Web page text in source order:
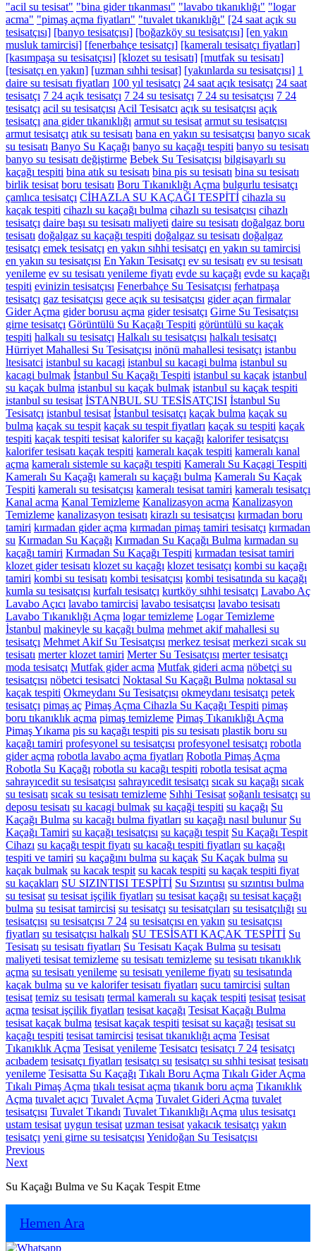
"acil su tesisat" "bina gider tıkanması" "lavabo tıkanıklığı" "logar
acma" "pimaş açma fiyatları" "tuvalet tıkanıklığı" [24 saat açık su
tesisatçısı] [banyo tesisatçısı] [boğazköy su tesisatçısı] [en yakın
musluk tamircisi] [fenerbahçe tesisatçı] [kameralı tesisatçı fiyatları]
[kasımpaşa su tesisatçısı] [klozet su tesisatı] [mutfak su tesisatı]
[tesisatçı en yakın] [uzman sıhhi tesisat] [yakınlarda su tesisatçısı] 1
daire su tesisatı fiyatları 100 yıl tesisatçı 24 saat açık tesisatçı 24 saat
tesisatçı 7 24 açık tesisatçı 7 24 su tesisatçı 7 24 su tesisatçısı 7 24
tesisatçı acil su tesisatçısı Acil Tesisatcı açık su tesisatçısı açık
tesisatçı ana gider tıkanıklığı armut su tesisat armut su tesisatçısı
armut tesisatçı atık su tesisatı bana en yakın su tesisatçısı banyo sıcak
su tesisatı Banyo Su Kaçağı banyo su kaçağı tespiti banyo su tesisatı
banyo su tesisatı değiştirme Bebek Su Tesisatçısı bilgisayarlı su
kaçağı tespiti bina atık su tesisatı bina pis su tesisatı bina su tesisatı
birlik tesisat boru tesisatı Boru Tıkanıklığı Açma bulgurlu tesisatçı
çamlıca tesisatçı CİHAZLA SU KAÇAĞI TESPİTİ cihazla su
kaçak tespiti cihazlı su kaçağı bulma cihazlı su tesisatçısı cihazlı
tesisatçı daire başı su tesisatı maliyeti daire su tesisatı doğalgaz boru
tesisatı doğalgaz su kaçağı tespiti doğalgaz su tesisatı doğalgaz
tesisatçı emek tesisatçı en yakın sıhhi tesisatçı en yakın su tamircisi
en yakın su tesisatçısı En Yakın Tesisatçı ev su tesisatı ev su tesisatı
yenileme ev su tesisatı yenileme fiyatı evde su kaçağı evde su kaçağı
tespiti evinizin tesisatçısı Fenerbahçe Su Tesisatçısı ferhatpaşa
tesisatçı gaz tesisatçısı gece açık su tesisatçısı gider açan firmalar
Gider Açma gider borusu açma gider tesisatçı Girne Su Tesisatçısı
girne tesisatçı Görüntülü Su Kaçağı Tespiti görüntülü su kaçak
tespiti halkalı su tesisatçı Halkalı su tesisatçısı halkalı tesisatçı
Hürriyet Mahallesi Su Tesisatçısı inönü mahallesi tesisatçı istanbu
ltesisatci istanbul su kacagi istanbul su kacagi bulma istanbul su
kacagi bulmak İstanbul Su Kaçağı Tespiti istanbul su kaçak istanbul
su kaçak bulma istanbul su kaçak bulmak istanbul su kaçak tespiti
istanbul su tesisat İSTANBUL SU TESİSATÇISI İstanbul Su
Tesisatçı istanbul tesisat İstanbul tesisatçı kaçak bulma kaçak su
bulma kaçak su tespit kaçak su tespit fiyatları kaçak su tespiti kaçak
tespiti kaçak tespiti tesisat kalorifer su kaçağı kalorifer tesisatçısı
kalorifer tesisatı kaçak tespiti kameralı kaçak tespiti kameralı kanal
açma kameralı sistemle su kaçağı tespiti Kameralı Su Kaçagi Tespiti
Kameralı Su Kaçağı kameralı su kaçağı bulma Kameralı Su Kaçak
Tespiti kameralı su tesisatçısı kameralı tesisat tamiri kameralı tesisatçı
Kanal acma Kanal Temizleme Kanalizasyon acma Kanalizasyon
Temizleme kanalizasyon tesisatı kirazlı su tesisatçısı kırmadan boru
tamiri kırmadan gider açma kırmadan pimaş tamiri tesisatçı kırmadan
su Kırmadan Su Kaçağı Kırmadan Su Kaçağı Bulma kırmadan su
kaçağı tamiri Kırmadan Su Kaçağı Tespiti kırmadan tesisat tamiri
klozet gider tesisatı klozet su kaçağı klozet tesisatçı kombi su kaçağı
tamiri kombi su tesisatı kombi tesisatçısı kombi tesisatında su kaçağı
kumla su tesisatçısı kurfalı tesisatçı kurtköy sıhhi tesisatçı Lavabo Aç
Lavabo Açıcı lavabo tamircisi lavabo tesisatçısı lavabo tesisatı
Lavabo Tıkanıklığı Açma logar temizleme Logar Temizleme
İstanbul makineyle su kaçağı bulma mehmet akif mahallesi su
tesisatçı Mehmet Akif Su Tesisatçısı merkez tesisat merkezi sıcak su
tesisatı merter klozet tamiri Merter Su Tesisatçısı merter tesisatçı
moda tesisatçı Mutfak gider acma Mutfak gideri acma nöbetçi su
tesisatçısı nöbetci tesisatci Noktasal Su Kaçağı Bulma noktasal su
kaçak tespiti Okmeydanı Su Tesisatçısı okmeydanı tesisatçı petek
tesisatçı pimaş aç Pimaş Açma Cihazla Su Kaçağı Tespiti pimaş
boru tıkanıklık açma pimaş temizleme Pimaş Tıkanıklığı Açma
Pimaş Yıkama pis su kaçağı tespiti pis su tesisatı plastik boru su
kaçağı tamiri profesyonel su tesisatçısı profesyonel tesisatçı robotla
gider açma robotla lavabo açma fiyatları Robotla Pimaş Açma
Robotla Su Kaçağı robotla su kacağı tespiti robotla tesisat açma
sahrayıcedit su tesisatçısı sahrayıcedit tesisatçı sıcak su kaçağı sıcak
su tesisatı sıcak su tesisatı temizleme Sıhhi Tesisat soğanlı tesisatçı su
deposu tesisatı su kacagi bulmak su kaçaği tespiti su kaçağı Su
Kaçağı Bulma su kacağı bulma fiyatları su kaçağı nasıl bulunur Su
Kaçağı Tamiri su kaçağı tesisatçısı su kaçağı tespit Su Kaçağı Tespit
Cihazı su kaçağı tespit fiyatı su kacağı tespiti fiyatları su kaçağı
tespiti ve tamiri su kaçağını bulma su kaçak Su Kaçak bulma su
kaçak bulmak su kacak tespit su kacak tespiti su kaçak tespiti fiyat
su kaçakları SU SIZINTISI TESPİTİ Su Sızıntısı su sızıntısı bulma
su tesisat su tesisat işçilik fiyatları su tesisat kaçağı su tesisat kaçağı
bulma su tesisat tamircisi su tesisatçı su tesisatçıları su tesisatçılığı su
tesisatçısı su tesisatçısı 7 24 su tesisatçısı en yakın su tesisatçısı
fiyatları su tesisatçısı halkalı SU TESİSATI KAÇAK TESPİTİ Su
Tesisatı su tesisatı fiyatları Su Tesisatı Kaçak Bulma su tesisatı
maliyeti tesisat temizleme su tesisatı temizleme su tesisatı tıkanıklık
açma su tesisatı yenileme su tesisatı yenileme fiyatı su tesisatında
kaçak bulma su ve kalorifer tesisatı fiyatları sucu tamircisi sultan
tesisat temiz su tesisatı termal kameralı su kaçak tespiti tesisat tesisat
açma tesisat işçilik fiyatları tesisat kaçağı Tesisat Kaçağı Bulma
tesisat kaçak bulma tesisat kaçak tespiti tesisat su kaçağı tesisat su
kaçağı tespiti tesisat tamircisi tesisat tıkanıklığı açma Tesisat
Tıkanıklık Açma Tesisat yenileme Tesisatcı tesisatçı 7 24 tesisatçı
acıbadem tesisatçı fiyatları tesisatçı su tesisatçı su sıhhi tesisat tesisatı
yenileme Tesisatta Su Kaçağı Tıkalı Boru Açma Tıkalı Gider Açma
Tıkalı Pimaş Açma tıkalı tesisat açma tıkanık boru açma Tıkanıklık
Açma tuvalet açıcı Tuvalet Açma Tuvalet Gideri Açma tuvalet
tesisatçısı Tuvalet Tıkandı Tuvalet Tıkanıklığı Açma ulus tesisatçı
ustam tesisat uygun tesisat uzman tesisat yakacık tesisatçı yakın
tesisatçı yeni girne su tesisatçısı Yenidoğan Su Tesisatçısı
Yazı
gezinmesi
PreviousPrevious
NextNext
Su Kaçağı Bulma ve Su Kaçak Tespit Etme
Hemen Ara